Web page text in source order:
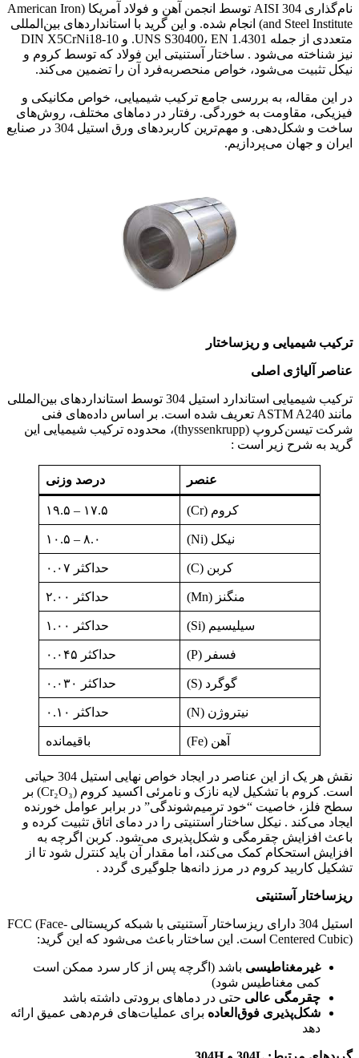
نام‌گذاری AISI 304 توسط انجمن آهن و فولاد آمریکا (American Iron
and Steel Institute) انجام شده. و این گرید با استانداردهای بین‌المللی
متعددی از جمله UNS S30400، EN 1.4301. و DIN X5CrNi18-10
نیز شناخته می‌شود . ساختار آستنیتی این فولاد که توسط کروم و
نیکل تثبیت می‌شود، خواص منحصر‌به‌فرد آن را تضمین می‌کند.
در این مقاله، به بررسی جامع ترکیب شیمیایی، خواص مکانیکی و
فیزیکی، مقاومت به خوردگی. رفتار در دماهای مختلف، روش‌های
ساخت و شکل‌دهی. و مهم‌ترین کاربردهای ورق استیل 304 در صنایع
ایران و جهان می‌پردازیم.
ترکیب شیمیایی و ریزساختار
عناصر آلیاژی اصلی
ترکیب شیمیایی استاندارد استیل 304 توسط استانداردهای بین‌المللی
مانند ASTM A240 تعریف شده است. بر اساس داده‌های فنی
شرکت تیسن‌کروپ (thyssenkrupp)، محدوده ترکیب شیمیایی این
گرید به شرح زیر است :
عنصر درصد وزنی
کروم (Cr) ۱۷.۵ – ۱۹.۵
نیکل (Ni) ۸.۰ – ۱۰.۵
کربن (C) حداکثر ۰.۰۷
منگنز (Mn) حداکثر ۲.۰۰
سیلیسیم (Si) حداکثر ۱.۰۰
فسفر (P) حداکثر ۰.۰۴۵
گوگرد (S) حداکثر ۰.۰۳۰
نیتروژن (N) حداکثر ۰.۱۰
آهن (Fe) باقیمانده
نقش هر یک از این عناصر در ایجاد خواص نهایی استیل 304 حیاتی
است. کروم با تشکیل لایه نازک و نامرئی اکسید کروم (Cr₂O₃) بر
سطح فلز، خاصیت “خود ترمیم‌شوندگی” در برابر عوامل خورنده
ایجاد می‌کند . نیکل ساختار آستنیتی را در دمای اتاق تثبیت کرده و
باعث افزایش چقرمگی و شکل‌پذیری می‌شود. کربن اگرچه به
افزایش استحکام کمک می‌کند، اما مقدار آن باید کنترل شود تا از
تشکیل کاربید کروم در مرز دانه‌ها جلوگیری گردد .
ریزساختار آستنیتی
استیل 304 دارای ریزساختار آستنیتی با شبکه کریستالی FCC (Face-
Centered Cubic) است. این ساختار باعث می‌شود که این گرید:
غیرمغناطیسی باشد (اگرچه پس از کار سرد ممکن است
کمی مغناطیس شود)
چقرمگی عالی حتی در دماهای برودتی داشته باشد
شکل‌پذیری فوق‌العاده برای عملیات‌های فرم‌دهی عمیق ارائه
دهد